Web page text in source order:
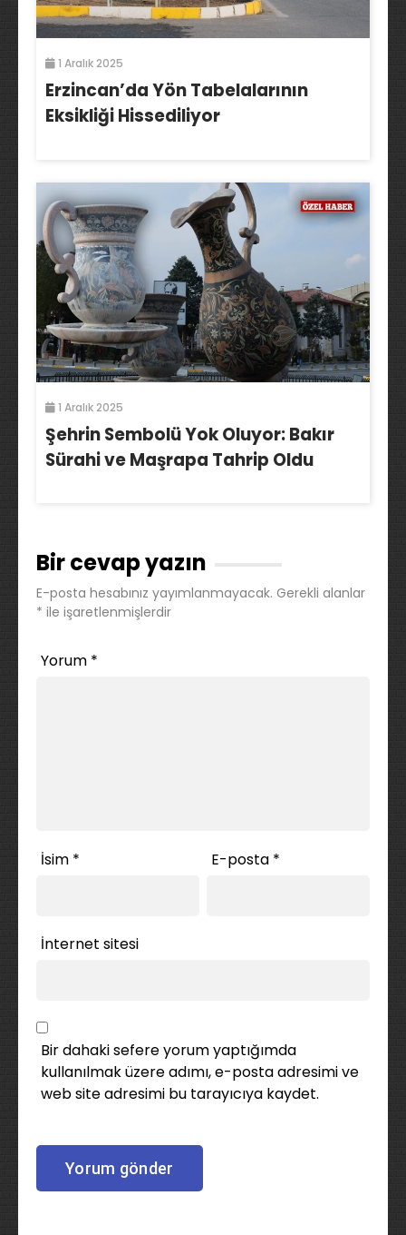
1 Aralık 2025
Erzincan’da Yön Tabelalarının
Eksikliği Hissediliyor
1 Aralık 2025
Şehrin Sembolü Yok Oluyor: Bakır
Sürahi ve Maşrapa Tahrip Oldu
Bir cevap yazın
E-posta hesabınız yayımlanmayacak. Gerekli alanlar
* ile işaretlenmişlerdir
Yorum *
İsim * E-posta *
İnternet sitesi
Bir dahaki sefere yorum yaptığımda
kullanılmak üzere adımı, e-posta adresimi ve
web site adresimi bu tarayıcıya kaydet.